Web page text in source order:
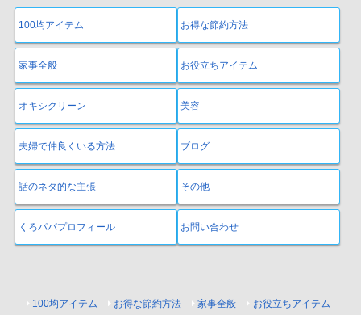
100均アイテム お得な節約方法
家事全般 お役立ちアイテム
オキシクリーン 美容
夫婦で仲良くいる方法 ブログ
話のネタ的な主張 その他
くろパパプロフィール お問い合わせ
100均アイテム お得な節約方法 家事全般 お役立ちアイテム